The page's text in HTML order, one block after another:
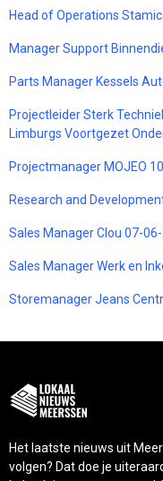
Head of Operations
Manager Support
Parts Manager Kessels
Projectleider Sterk
Limburgs Voortgezet
Projectmanager MOJEO
Research and
Sales Manager Clou 07-
Sales Manager Werk en
Storemanager Jeans
Het laatste nieuws uit
volgen? Dat doe je